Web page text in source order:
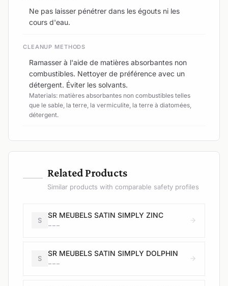
Ne pas laisser pénétrer dans les égouts ni les
cours d'eau.
CLEANUP METHODS
Ramasser à l'aide de matières absorbantes non
combustibles. Nettoyer de préférence avec un
détergent. Éviter les solvants.
Materials: matières absorbantes non combustibles telles
que le sable, la terre, la vermiculite, la terre à diatomées,
détergent.
— Related Products
Similar products with comparable safety profiles
S
SR MEUBELS SATIN SIMPLY ZINC
---
S
SR MEUBELS SATIN SIMPLY DOLPHIN
---